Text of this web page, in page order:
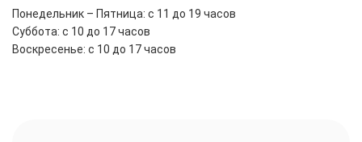
Понедельник – Пятница: с 11 до 19 часов
Суббота: с 10 до 17 часов
Воскресенье: с 10 до 17 часов